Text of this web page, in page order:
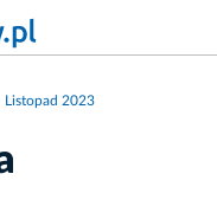
Listopad 2023